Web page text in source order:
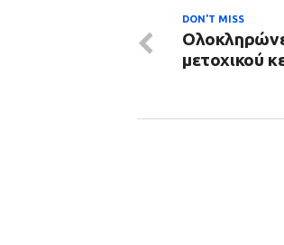
DON'T MISS
μετοχικού